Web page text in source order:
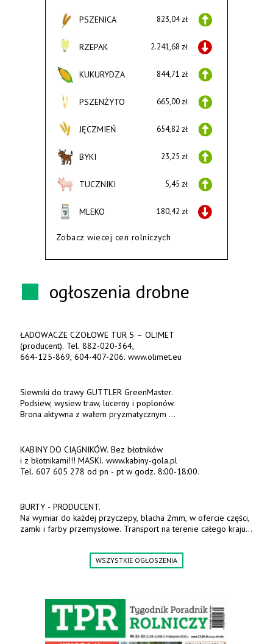
PSZENICA 823,04 zł
RZEPAK 2.241,68 zł
KUKURYDZA 844,71 zł
PSZENŻYTO 665,00 zł
JĘCZMIEŃ 654,82 zł
BYKI 23,25 zł
TUCZNIKI 5,45 zł
MLEKO 180,42 zł
Zobacz wiecej cen rolniczych
ogłoszenia drobne
ŁADOWACZE CZOŁOWE TUR 5 – OLIMET
664-125-869, 604-407-206. www.olimet.eu